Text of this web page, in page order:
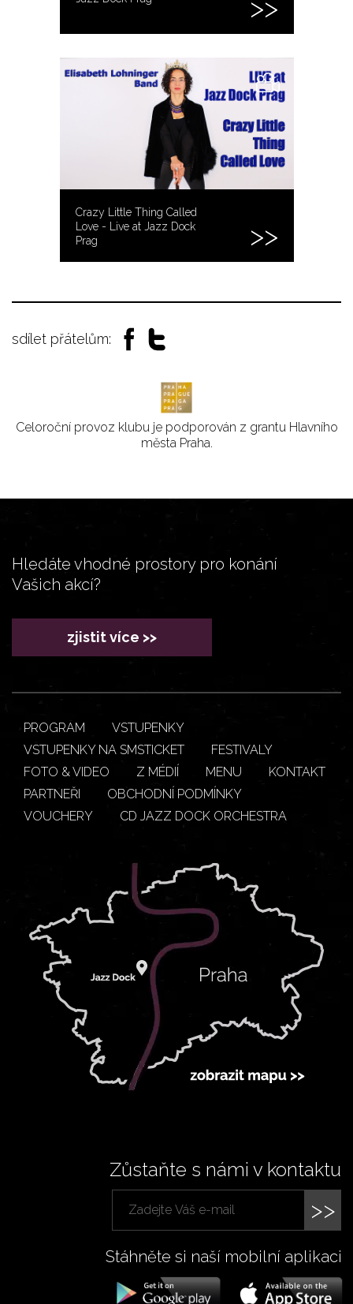
Crazy Little Thing Called
Love - Live at Jazz Dock
Prag
sdílet přátelům:
Celoroční provoz klubu je podporován z grantu Hlavního
města Praha.
Hledáte vhodné prostory pro konání
Vašich akcí?
zjistit více >>
PROGRAM
VSTUPENKY
VSTUPENKY NA SMSTICKET
FESTIVALY
FOTO & VIDEO
Z MÉDIÍ MENU
KONTAKT
PARTNEŘI
OBCHODNÍ PODMÍNKY
VOUCHERY
CD JAZZ DOCK ORCHESTRA
Zůstaňte s námi v kontaktu
>>
Stáhněte si naší mobilní aplikaci